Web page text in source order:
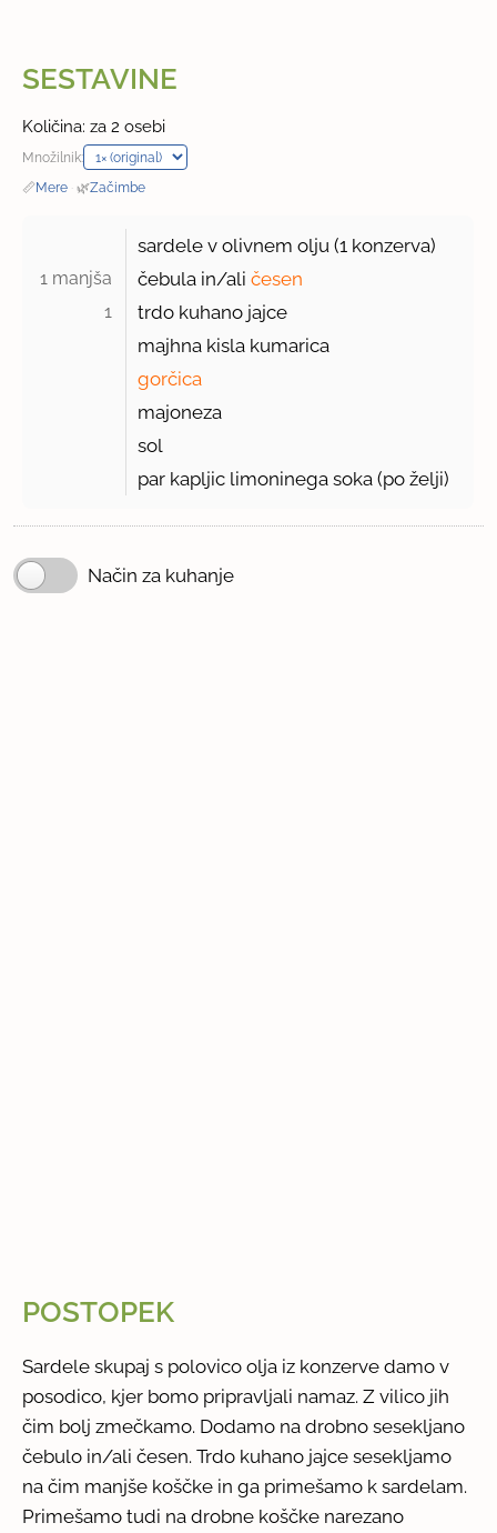
SESTAVINE
Količina: za 2 osebi
Množilnik:
📏Mere · 🌿Začimbe
sardele v olivnem olju (1 konzerva)
1 manjša čebula in/aličesen
1
trdo kuhano jajce
majhna kisla kumarica
gorčica
majoneza
sol
par kapljic limoninega soka (po želji)
Način za kuhanje
POSTOPEK
Sardele skupaj s polovico olja iz konzerve damo v
posodico, kjer bomo pripravljali namaz. Z vilico jih
čim bolj zmečkamo. Dodamo na drobno sesekljano
čebulo in/ali česen. Trdo kuhano jajce sesekljamo
na čim manjše koščke in ga primešamo k sardelam.
Primešamo tudi na drobne koščke narezano